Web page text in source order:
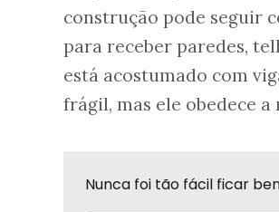
construção pode seguir
para receber paredes,
está acostumado com
frágil, mas ele obedece
Nunca foi tão fácil ficar